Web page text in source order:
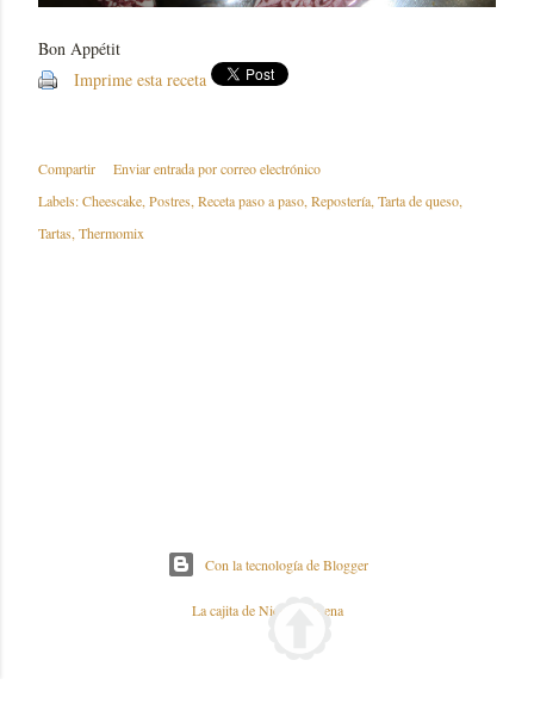
Bon Appétit
Imprime esta receta
Compartir
Enviar entrada por correo electrónico
Labels:Cheescake Postres Receta paso a paso Repostería Tarta de queso
Tartas Thermomix
Con la tecnología de Blogger
La cajita de Nieves y Elena